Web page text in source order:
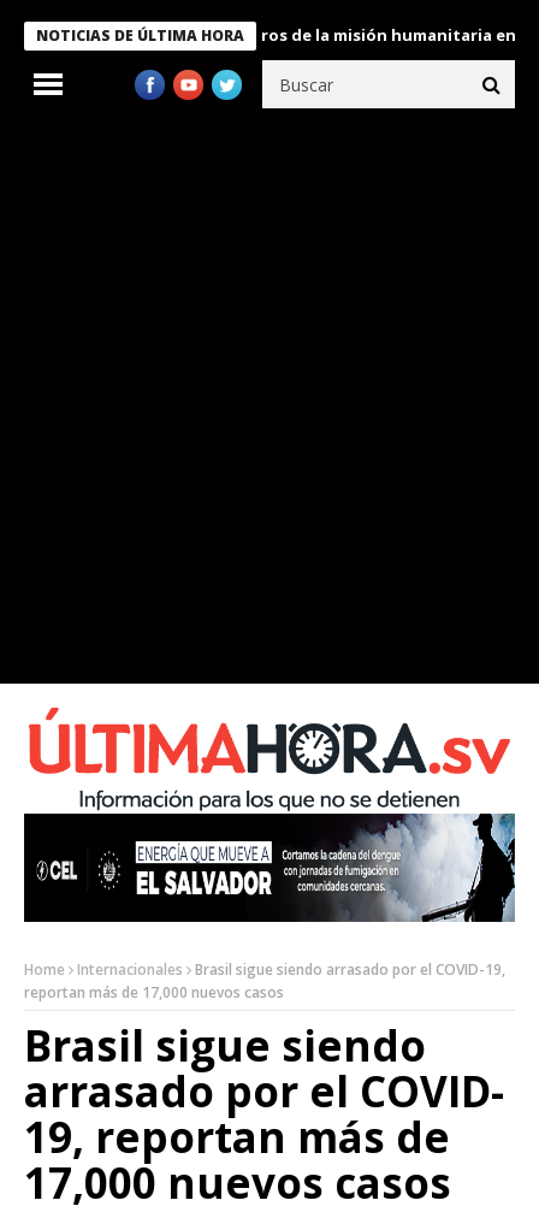
NOTICIAS DE ÚLTIMA HORA
Bukele condecora a miembros de la misión humanitaria enviada
Home Internacionales
Brasil sigue siendo arrasado por el COVID-19,
reportan más de 17,000 nuevos casos
Brasil sigue siendo
arrasado por el COVID-
19, reportan más de
17,000 nuevos casos